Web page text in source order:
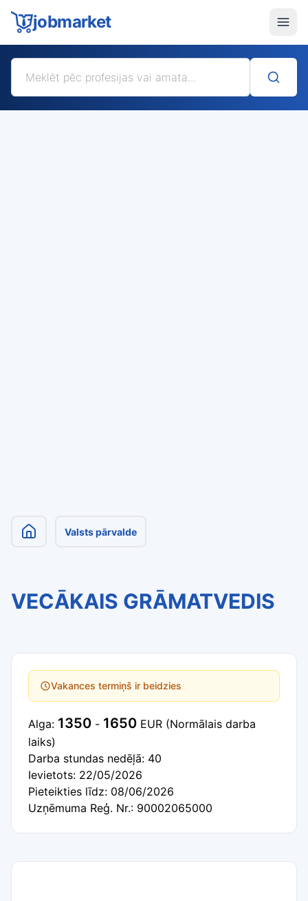
jobmarket
Valsts pārvalde
VECĀKAIS GRĀMATVEDIS
Vakances termiņš ir beidzies
Alga: 1350 - 1650 EUR (Normālais darba
laiks)
Darba stundas nedēļā: 40
Ievietots: 22/05/2026
Pieteikties līdz: 08/06/2026
Uzņēmuma Reģ. Nr.: 90002065000